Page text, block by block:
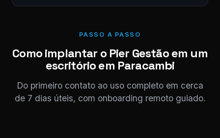
PASSO A PASSO
Como implantar o Pier Gestão em um
escritório em Paracambi
Do primeiro contato ao uso completo em cerca
de 7 dias úteis, com onboarding remoto guiado.